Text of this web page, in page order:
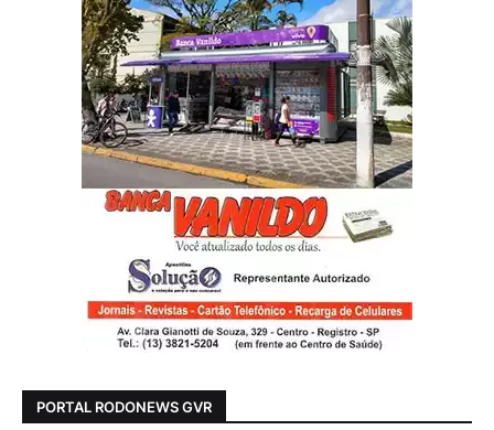
PORTAL RODONEWS GVR